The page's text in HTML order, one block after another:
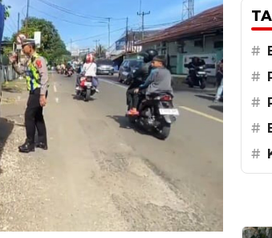
#
#
#
#
#